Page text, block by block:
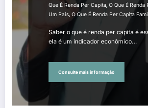
Que É Renda Per Capita, O Que É Renda
Um País, O Que É Renda Per Capita
Saber o que é renda per capita é
ela é um indicador econômico…
Consulte mais informação